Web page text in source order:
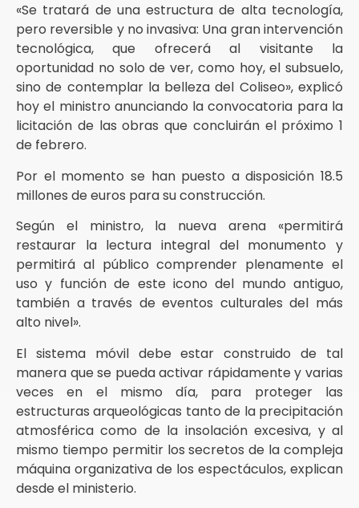
«Se tratará de una estructura de alta tecnología,
pero reversible y no invasiva: Una gran intervención
tecnológica, que ofrecerá al visitante la
oportunidad no solo de ver, como hoy, el subsuelo,
sino de contemplar la belleza del Coliseo», explicó
hoy el ministro anunciando la convocatoria para la
licitación de las obras que concluirán el próximo 1
de febrero.
Por el momento se han puesto a disposición 18.5
millones de euros para su construcción.
Según el ministro, la nueva arena «permitirá
restaurar la lectura integral del monumento y
permitirá al público comprender plenamente el
uso y función de este icono del mundo antiguo,
también a través de eventos culturales del más
alto nivel».
El sistema móvil debe estar construido de tal
manera que se pueda activar rápidamente y varias
veces en el mismo día, para proteger las
estructuras arqueológicas tanto de la precipitación
atmosférica como de la insolación excesiva, y al
mismo tiempo permitir los secretos de la compleja
máquina organizativa de los espectáculos, explican
desde el ministerio.